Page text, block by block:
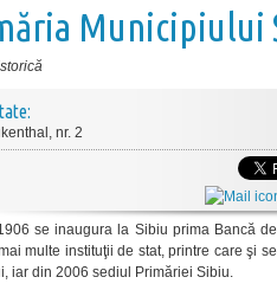
Municipiului
nr. 2
se inaugura la Sibiu prima Bancă
multe instituţii de stat, printre care şi
iar din 2006 sediul Primăriei Sibiu.